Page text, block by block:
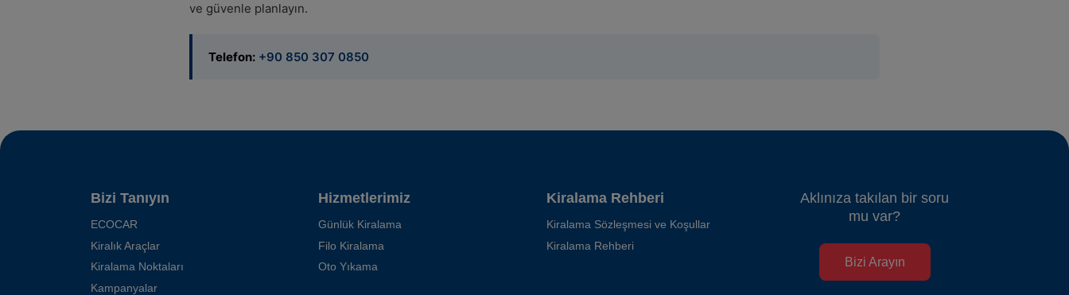
ve güvenle planlayın.
Telefon: +90 850 307 0850
Bizi Tanıyın
ECOCAR
Kiralık Araçlar
Kiralama Noktaları
Kampanyalar
Hizmetlerimiz
Günlük Kiralama
Filo Kiralama
Oto Yıkama
Kiralama Rehberi
Kiralama Sözleşmesi ve Koşullar
Kiralama Rehberi
Aklınıza takılan bir soru
mu var?
Bizi Arayın